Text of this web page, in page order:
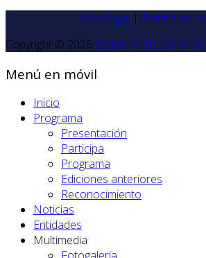
Aviso legal | Política de
Copyright © 2026 Gobierno de Canarias
Menú en móvil
Inicio
Programa
Presentación
Participa
Programa
Ediciones anteriores
Reconocimiento
Noticias
Entidades
Multimedia